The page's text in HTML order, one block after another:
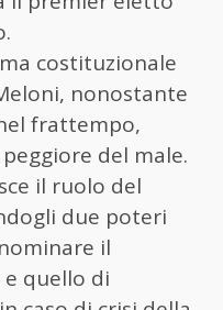
costituzionale
nonostante
frattempo,
del male.
il ruolo del
due poteri
il
quello di